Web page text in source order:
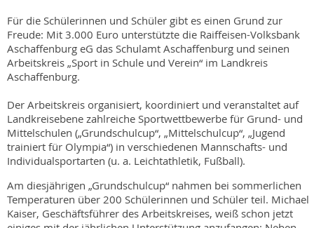
Für die Schülerinnen und Schüler gibt es einen Grund zur
Freude: Mit 3.000 Euro unterstützte die Raiffeisen-Volksbank
Aschaffenburg eG das Schulamt Aschaffenburg und seinen
Arbeitskreis „Sport in Schule und Verein“ im Landkreis
Aschaffenburg.
Der Arbeitskreis organisiert, koordiniert und veranstaltet auf
Landkreisebene zahlreiche Sportwettbewerbe für Grund- und
Mittelschulen („Grundschulcup“, „Mittelschulcup“, „Jugend
trainiert für Olympia“) in verschiedenen Mannschafts- und
Individualsportarten (u. a. Leichtathletik, Fußball).
Am diesjährigen „Grundschulcup“ nahmen bei sommerlichen
Temperaturen über 200 Schülerinnen und Schüler teil. Michael
Kaiser, Geschäftsführer des Arbeitskreises, weiß schon jetzt